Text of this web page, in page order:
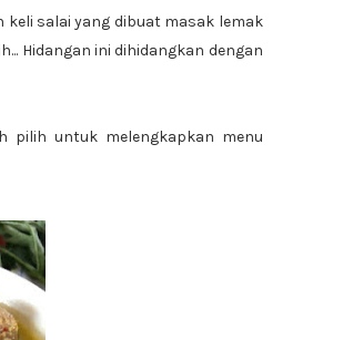
keli salai yang dibuat masak lemak
Hidangan ini dihidangkan dengan
pilih untuk melengkapkan menu